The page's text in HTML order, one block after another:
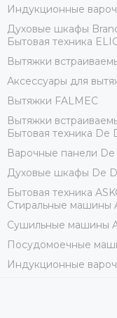
Индукционные
Духовые шкафы
Бытовая техника
Вытяжки
Аксессуары для
Вытяжки FALMEC
Вытяжки
Бытовая техника De
Варочные панели
Духовые шкафы De
Бытовая техника
Стиральные машины
Сушильные машины
Посудомоечные
Индукционные